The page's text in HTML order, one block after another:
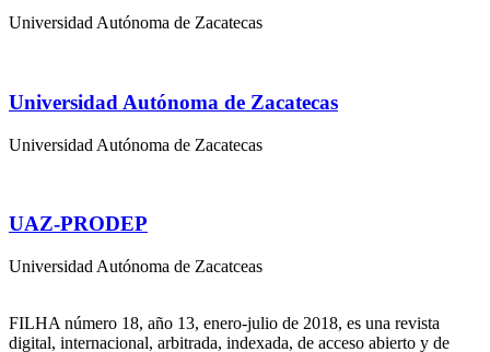
Universidad Autónoma de Zacatecas
Universidad Autónoma de Zacatecas
Universidad Autónoma de Zacatecas
UAZ-PRODEP
Universidad Autónoma de Zacatceas
FILHA número 18, año 13, enero-julio de 2018, es una revista
digital, internacional, arbitrada, indexada, de acceso abierto y de